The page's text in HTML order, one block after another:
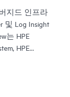
버지드 인프라
및 Log Insight
는 HPE
HPE
Enterprise